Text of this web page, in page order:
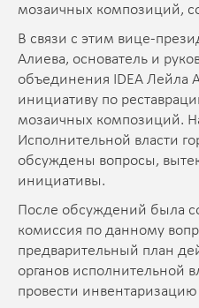
мозаичных композиций,
В связи с этим вице-
Алиева, основатель и
объединения IDEA Лейла
инициативу по
мозаичных композиций.
Исполнительной власти
обсуждены вопросы,
инициативы.
После обсуждений была
комиссия по данному
предварительный план
органов исполнительной
провести